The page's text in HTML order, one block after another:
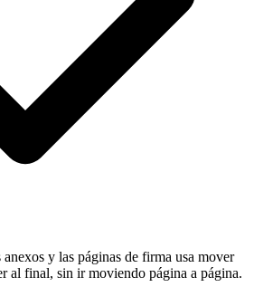
anexos y las páginas de firma usa mover
al final, sin ir moviendo página a página.